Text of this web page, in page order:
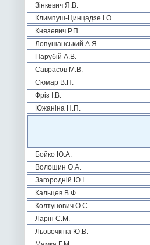
Зінкевич Я.В.
Климпуш-Цинцадзе І.О.
Князевич Р.П.
Лопушанський А.Я.
Парубій А.В.
Саврасов М.В.
Сюмар В.П.
Фріз І.В.
Южаніна Н.П.
Бойко Ю.А.
Волошин О.А.
Загородній Ю.І.
Кальцев В.Ф.
Колтунович О.С.
Ларін С.М.
Льовочкіна Ю.В.